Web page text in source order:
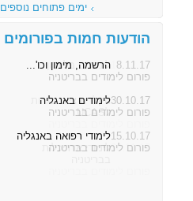
ימים פתוחים נוספים
הודעות חמות בפורומים
8.11.17 הרשמה, מימון וכו'...
פורום לימודים בבריטניה
30.10.17לימודים באנגליה
פורום לימודים בבריטניה
15.10.17לימודי רפואה באנגליה
פורום לימודים בבריטניה